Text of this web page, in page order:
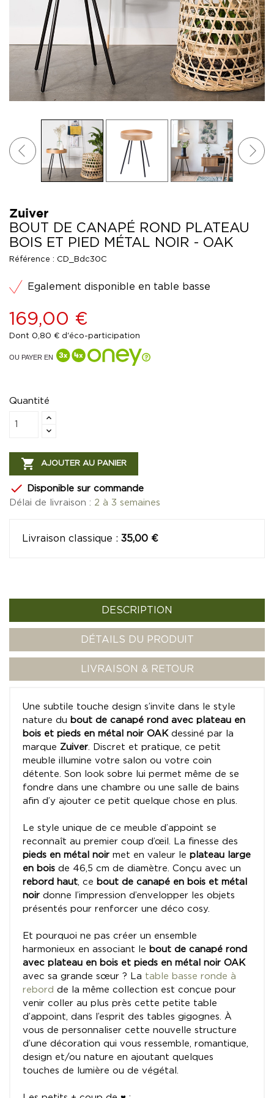
Zuiver
BOUT DE CANAPÉ ROND PLATEAU
BOIS ET PIED MÉTAL NOIR - OAK
Référence : CD_Bdc30C
Egalement disponible en table basse
169,00 €
Dont 0,80 € d'éco-participation
OU PAYER EN
Quantité
 AJOUTER AU PANIER

Disponible sur commande
Délai de livraison : 2 à 3 semaines
Livraison classique : 35,00 €
DESCRIPTION
DÉTAILS DU PRODUIT
LIVRAISON & RETOUR
Une subtile touche design s’invite dans le style
nature du bout de canapé rond avec plateau en
bois et pieds en métal noir OAKdessiné par la
marque Zuiver. Discret et pratique, ce petit
meuble illumine votre salon ou votre coin
détente. Son look sobre lui permet même de se
fondre dans une chambre ou une salle de bains
afin d’y ajouter ce petit quelque chose en plus.
Le style unique de ce meuble d’appoint se
reconnaît au premier coup d’œil. La finesse des
pieds en métal noir met en valeur le plateau large
en bois de 46,5 cm de diamètre. Conçu avec un
rebord haut, ce bout de canapé en bois et métal
noir donne l’impression d’envelopper les objets
présentés pour renforcer une déco cosy.
Et pourquoi ne pas créer un ensemble
harmonieux en associant le bout de canapé rond
avec plateau en bois et pieds en métal noir OAK
avec sa grande sœur ? La table basse ronde à
rebord de la même collection est conçue pour
venir coller au plus près cette petite table
d’appoint, dans l’esprit des tables gigognes. À
vous de personnaliser cette nouvelle structure
d’une décoration qui vous ressemble, romantique,
design et/ou nature en ajoutant quelques
touches de lumière ou de végétal.